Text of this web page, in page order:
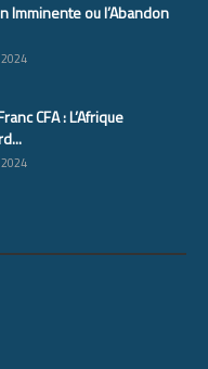
Imminente ou l’Abandon
2024
CFA : L’Afrique
2024